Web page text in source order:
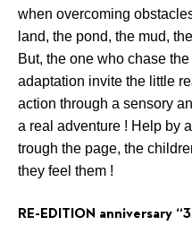
when overcoming
land, the pond, the mud,
But, the one who chase
adaptation invite the little
action through a sensory
a real adventure ! Help by
trough the page, the
they feel them !
RE-EDITION anniversary